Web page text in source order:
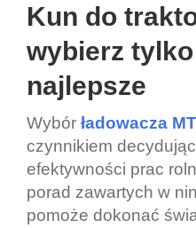
Kun do
wybierz
najlepsze
Wybór ładowacza
czynnikiem
efektywności prac
porad zawartych w
pomoże dokonać